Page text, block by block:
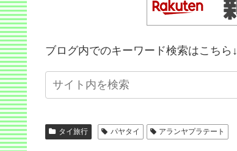
ブログ内でのキーワード検索はこちら↓
タイ旅行 パヤタイ アランヤプラテート